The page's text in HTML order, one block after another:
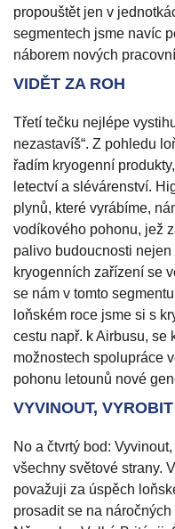
propouštět jen v
segmentech jsme navíc
náborem nových
VIDĚT ZA ROH
Třetí tečku nejlépe
nezastavíš“. Z pohledu
řadím kryogenní
letectví a slévárenství.
plynů, které vyrábíme,
vodíkového pohonu, jež
palivo budoucnosti
kryogenních zařízení se
se nám v tomto
loňském roce jsme si s
cestu např. k Airbusu, se
možnostech spolupráce
pohonu letounů nové
VYVINOUT,
No a čtvrtý bod:
všechny světové strany.
považuji za úspěch
prosadit se na